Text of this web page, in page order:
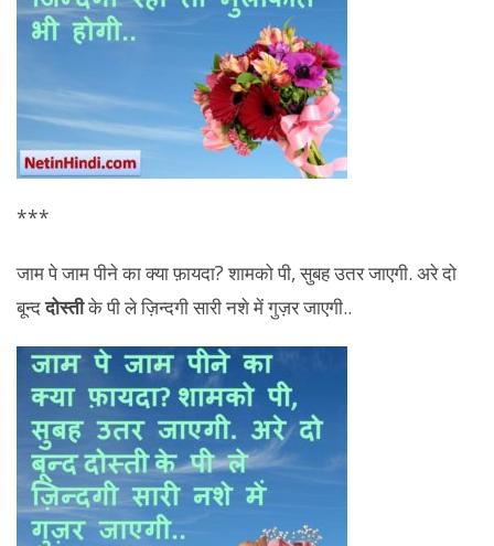
***
जाम पे जाम पीने का क्या फ़ायदा? शामको पी, सुबह उतर जाएगी. अरे दो
बून्ददोस्तीके पी ले ज़िन्दगी सारी नशे में गुज़र जाएगी..